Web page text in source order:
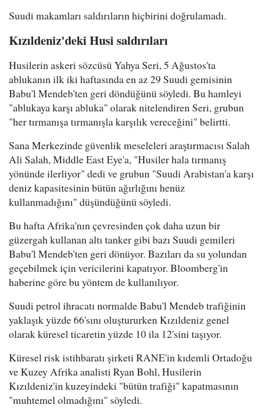
Suudi makamları saldırıların hiçbirini doğrulamadı.
Kızıldeniz'deki Husi saldırıları
Husilerin askeri sözcüsü Yahya Seri, 5 Ağustos'ta
ablukanın ilk iki haftasında en az 29 Suudi gemisinin
Babu'l Mendeb'ten geri döndüğünü söyledi. Bu hamleyi
"ablukaya karşı abluka" olarak nitelendiren Seri, grubun
"her tırmanışa tırmanışla karşılık vereceğini" belirtti.
Sana Merkezinde güvenlik meseleleri araştırmacısı Salah
Ali Salah, Middle East Eye'a, "Husiler hala tırmanış
yönünde ilerliyor" dedi ve grubun "Suudi Arabistan'a karşı
deniz kapasitesinin bütün ağırlığını henüz
kullanmadığını" düşündüğünü söyledi.
Bu hafta Afrika'nın çevresinden çok daha uzun bir
güzergah kullanan altı tanker gibi bazı Suudi gemileri
Babu'l Mendeb'ten geri dönüyor. Bazıları da su yolundan
geçebilmek için vericilerini kapatıyor. Bloomberg'in
haberine göre bu yöntem de kullanılıyor.
Suudi petrol ihracatı normalde Babu'l Mendeb trafiğinin
yaklaşık yüzde 66'sını oluştururken Kızıldeniz genel
olarak küresel ticaretin yüzde 10 ila 12'sini taşıyor.
Küresel risk istihbaratı şirketi RANE'in kıdemli Ortadoğu
ve Kuzey Afrika analisti Ryan Bohl, Husilerin
Kızıldeniz'in kuzeyindeki "bütün trafiği" kapatmasının
"muhtemel olmadığını" söyledi.